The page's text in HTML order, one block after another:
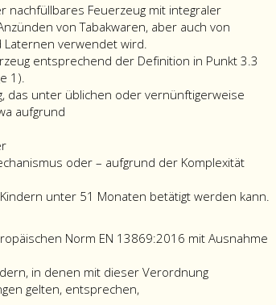
nachfüllbares Feuerzeug mit integraler
von Tabakwaren, aber auch von
Laternen verwendet wird.
entsprechend der Definition in Punkt 3.3
1 ).
das unter üblichen oder vernünftigerweise
aufgrund
oder – aufgrund der Komplexität
unter 51 Monaten betätigt werden kann.
Norm EN 13869:2016 mit Ausnahme
in denen mit dieser Verordnung
gelten, entsprechen,